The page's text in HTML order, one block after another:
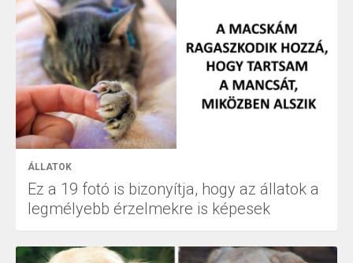
ÁLLATOK
Ez a 19 fotó is bizonyítja, hogy az állatok a
legmélyebb érzelmekre is képesek